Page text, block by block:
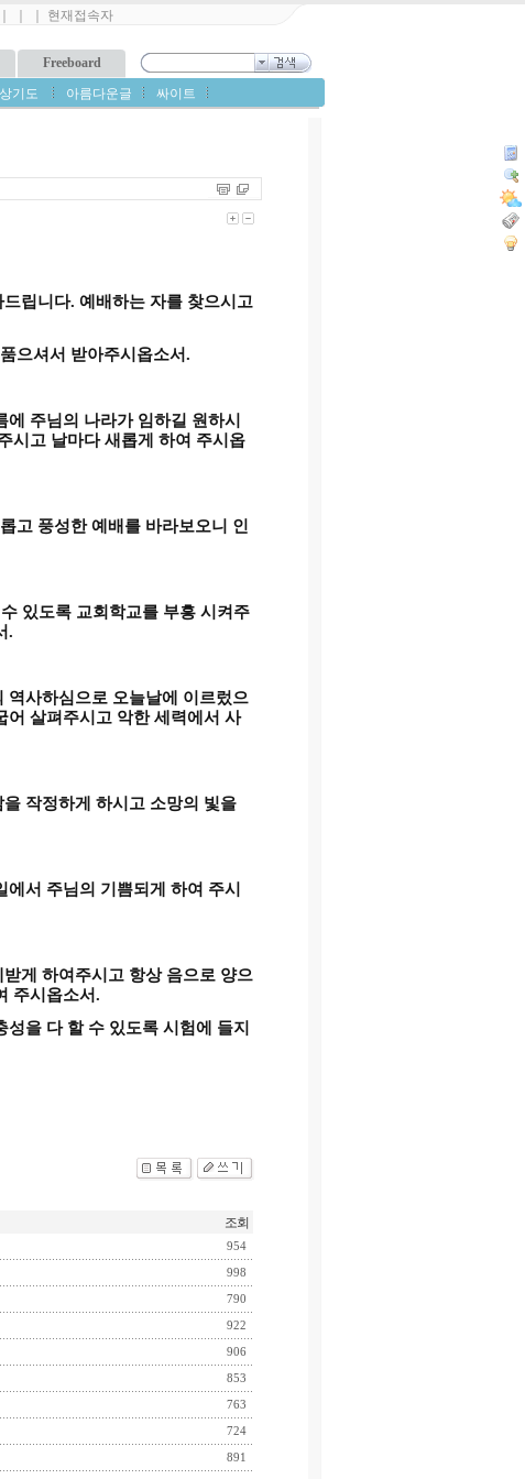
현재접속자
Freeboard
기도 아름다운글 싸이트
드립니다. 예배하는 자를 찾으시고
으셔서 받아주시옵소서.
주님의 나라가 임하길 원하시
시고 날마다 새롭게 하여 주시옵
고 풍성한 예배를 바라보오니 인
있도록 교회학교를 부흥 시켜주
.
역사하심으로 오늘날에 이르렀으
어 살펴주시고 악한 세력에서 사
작정하게 하시고 소망의 빛을
서 주님의 기쁨되게 하여 주시
게 하여주시고 항상 음으로 양으
주시옵소서.
을 다 할 수 있도록 시험에 들지
조회
954
998
790
922
906
853
763
724
891